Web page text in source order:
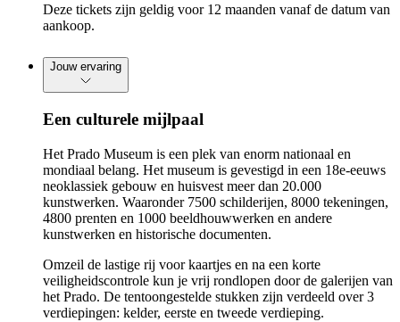
Deze tickets zijn geldig voor 12 maanden vanaf de datum van
aankoop.
Jouw ervaring
Een culturele mijlpaal
Het Prado Museum is een plek van enorm nationaal en
mondiaal belang. Het museum is gevestigd in een 18e-eeuws
neoklassiek gebouw en huisvest meer dan 20.000
kunstwerken. Waaronder 7500 schilderijen, 8000 tekeningen,
4800 prenten en 1000 beeldhouwwerken en andere
kunstwerken en historische documenten.
Omzeil de lastige rij voor kaartjes en na een korte
veiligheidscontrole kun je vrij rondlopen door de galerijen van
het Prado. De tentoongestelde stukken zijn verdeeld over 3
verdiepingen: kelder, eerste en tweede verdieping.